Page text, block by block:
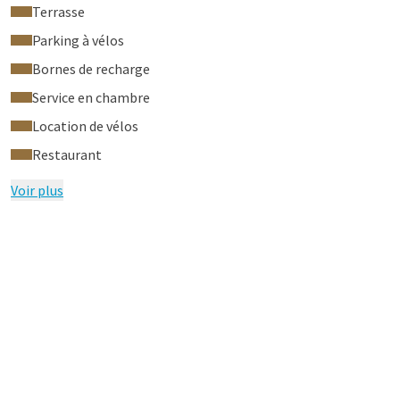
Terrasse
Parking à vélos
Bornes de recharge
Service en chambre
Location de vélos
Restaurant
Voir plus